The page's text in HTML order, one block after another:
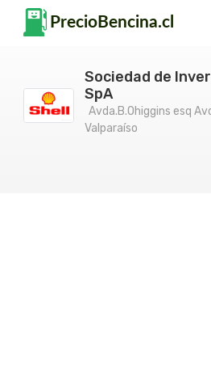
Sociedad de
SpA
Avda.B.Ohiggins esq
Valparaíso